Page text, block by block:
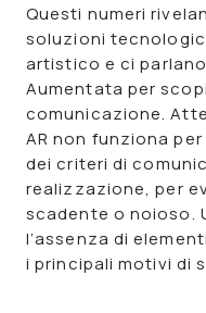
Questi numeri
soluzioni
artistico e ci
Aumentata per
comunicazione.
AR non funziona
dei criteri di
realizzazione, per
scadente o noioso.
l’assenza di
i principali motivi di